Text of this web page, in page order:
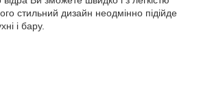
стильний дизайн неодмінно підійде
і бару.